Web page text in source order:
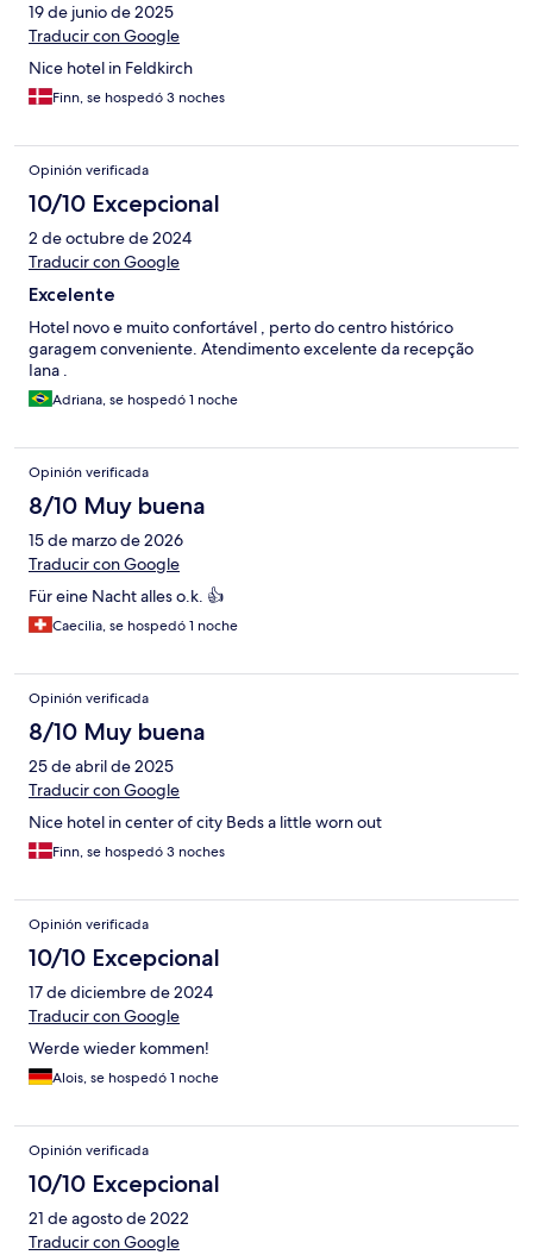
19 de junio de 2025
Traducir con Google
Nice hotel in Feldkirch
Finn, se hospedó 3 noches
Opinión verificada
10/10 Excepcional
2 de octubre de 2024
Traducir con Google
Excelente
Hotel novo e muito confortável , perto do centro histórico
garagem conveniente. Atendimento excelente da recepção
Iana .
Adriana, se hospedó 1 noche
Opinión verificada
8/10 Muy buena
15 de marzo de 2026
Traducir con Google
Für eine Nacht alles o.k. 👍
Caecilia, se hospedó 1 noche
Opinión verificada
8/10 Muy buena
25 de abril de 2025
Traducir con Google
Nice hotel in center of city Beds a little worn out
Finn, se hospedó 3 noches
Opinión verificada
10/10 Excepcional
17 de diciembre de 2024
Traducir con Google
Werde wieder kommen!
Alois, se hospedó 1 noche
Opinión verificada
10/10 Excepcional
21 de agosto de 2022
Traducir con Google